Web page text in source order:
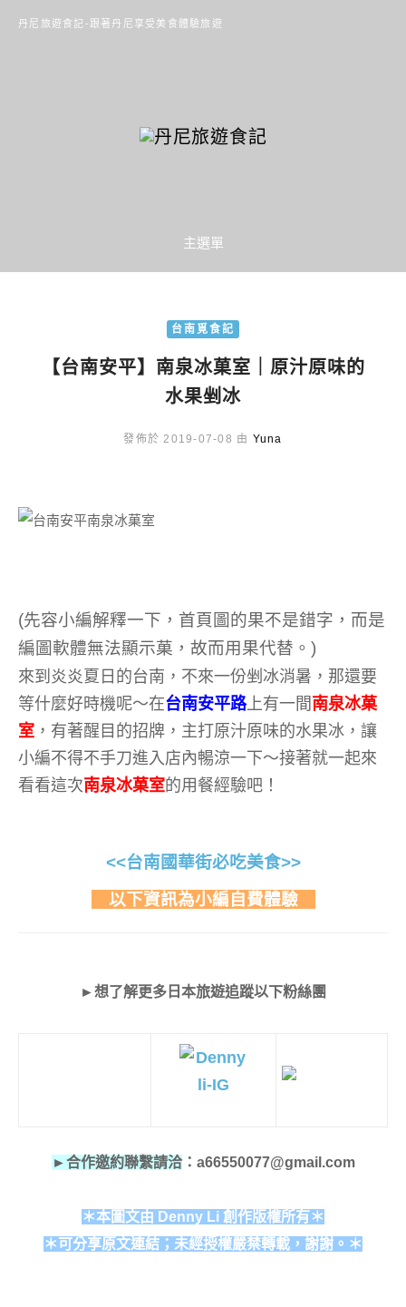
丹尼旅遊食記-跟著丹尼享受美食體驗旅遊
主選單
台南覓食記
【台南安平】南泉冰菓室｜原汁原味的
水果剉冰
發佈於 2019-07-08 由 Yuna
(先容小編解釋一下，首頁圖的果不是錯字，而是
編圖軟體無法顯示菓，故而用果代替。)
來到炎炎夏日的台南，不來一份剉冰消暑，那還要
等什麼好時機呢～在台南安平路上有一間 南泉冰菓
室 ，有著醒目的招牌，主打原汁原味的水果冰，讓
小編不得不手刀進入店內暢涼一下～接著就一起來
看看這次南泉冰菓室的用餐經驗吧！
<<台南國華街必吃美食>>
以下資訊為小編自費體驗
►想了解更多日本旅遊追蹤以下粉絲團
►合作邀約聯繫請洽：a66550077@gmail.com
＊本圖文由 Denny Li 創作版權所有＊
＊可分享原文連結；未經授權嚴禁轉載，謝謝。＊